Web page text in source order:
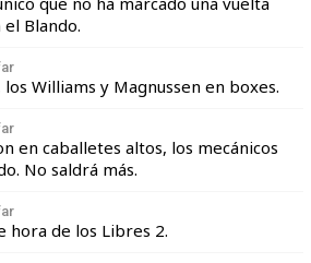
Blando.
los Williams y Magnussen en boxes.
en caballetes altos, los mecánicos
No saldrá más.
hora de los Libres 2.